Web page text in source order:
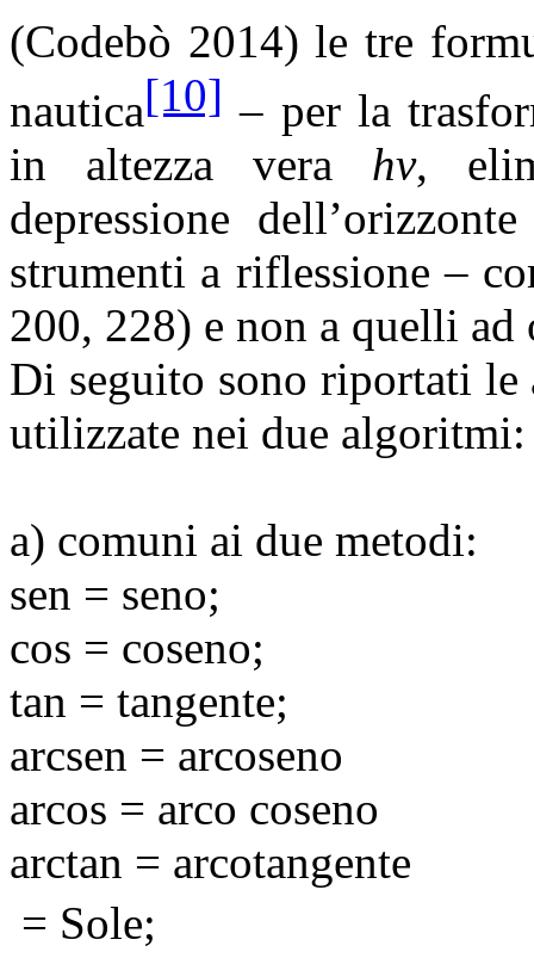
(Codebò 2014) le tre
nautica[10] – per la
in altezza vera hv,
depressione
strumenti a riflessione –
200, 228) e non a quelli
Di seguito sono riportati
utilizzate nei due algoritmi:
a) comuni ai due metodi:
sen = seno;
cos = coseno;
tan = tangente;
arcsen = arcoseno
arcos = arco coseno
arctan = arcotangente
= Sole;